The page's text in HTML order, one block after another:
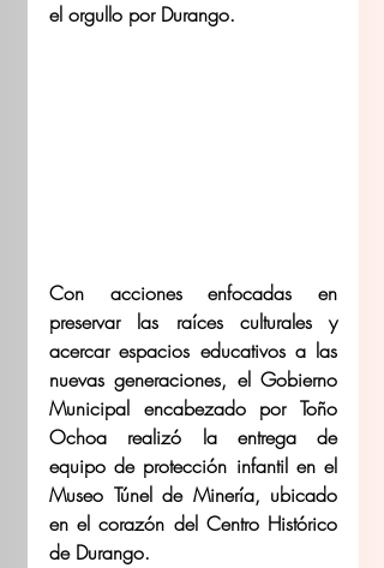
el orgullo por Durango.
Con acciones enfocadas en
preservar las raíces culturales y
acercar espacios educativos a las
nuevas generaciones, el Gobierno
Municipal encabezado por Toño
Ochoa realizó la entrega de
equipo de protección infantil en el
Museo Túnel de Minería, ubicado
en el corazón del Centro Histórico
de Durango.